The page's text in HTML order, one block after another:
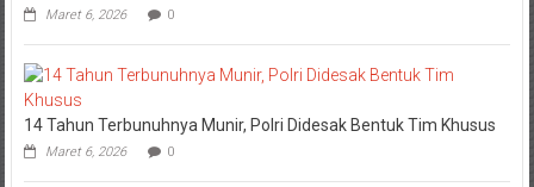
Maret 6, 2026 0
14 Tahun Terbunuhnya Munir, Polri Didesak Bentuk Tim Khusus
Maret 6, 2026 0